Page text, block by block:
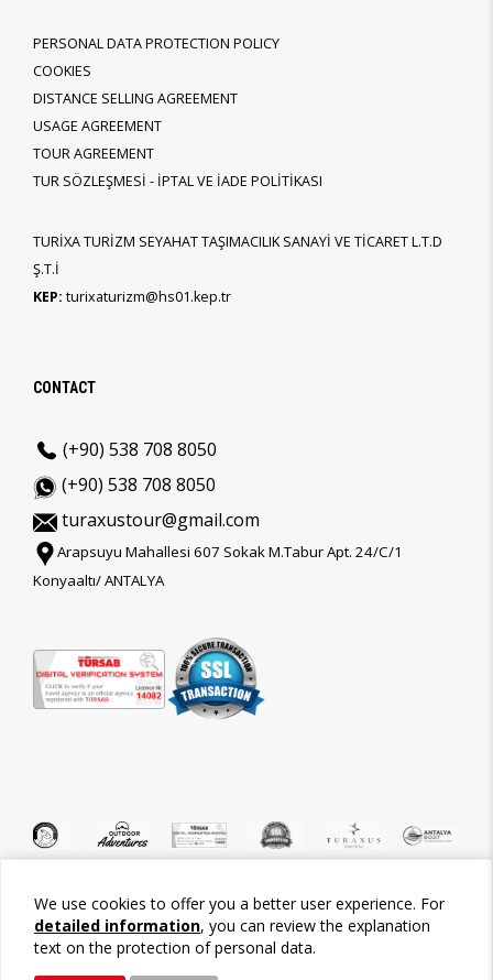
We use cookies to offer you a better user experience. For
detailed information, you can review the explanation
text on the protection of personal data.
PERSONAL DATA PROTECTION POLICY
COOKIES
DISTANCE SELLING AGREEMENT
USAGE AGREEMENT
TOUR AGREEMENT
TUR SÖZLEŞMESİ - İPTAL VE İADE POLİTİKASI
TURİXA TURİZM SEYAHAT TAŞIMACILIK SANAYİ VE TİCARET L.T.D
Ş.T.İ
KEP: turixaturizm@hs01.kep.tr
CONTACT
(+90) 538 708 8050
(+90) 538 708 8050
turaxustour@gmail.com
Arapsuyu Mahallesi 607 Sokak M.Tabur Apt. 24/C/1
Konyaaltı/ ANTALYA
©2026 Tour-Trips